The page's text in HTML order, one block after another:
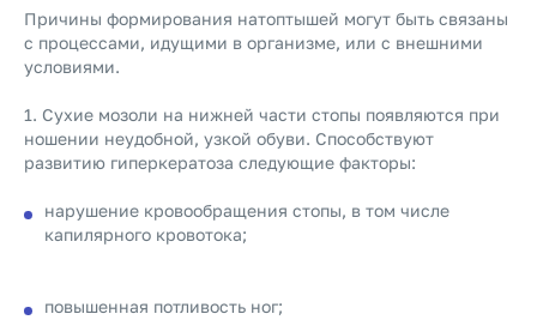
Причины формирования натоптышей могут быть связаны
с процессами, идущими в организме, или с внешними
условиями.
1. Сухие мозоли на нижней части стопы появляются при
ношении неудобной, узкой обуви. Способствуют
развитию гиперкератоза следующие факторы:
нарушение кровообращения стопы, в том числе
капилярного кровотока;
повышенная потливость ног;